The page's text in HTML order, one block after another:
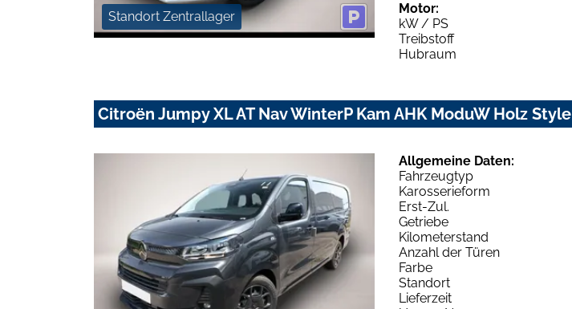
Standort Zentrallager
Motor:
kW / PS
Treibstoff
Hubraum
Citroën Jumpy XL AT Nav WinterP Kam AHK ModuW Holz Style
Allgemeine Daten:
Fahrzeugtyp
Karosserieform
Erst-Zul.
Getriebe
Kilometerstand
Anzahl der Türen
Farbe
Standort
Lieferzeit